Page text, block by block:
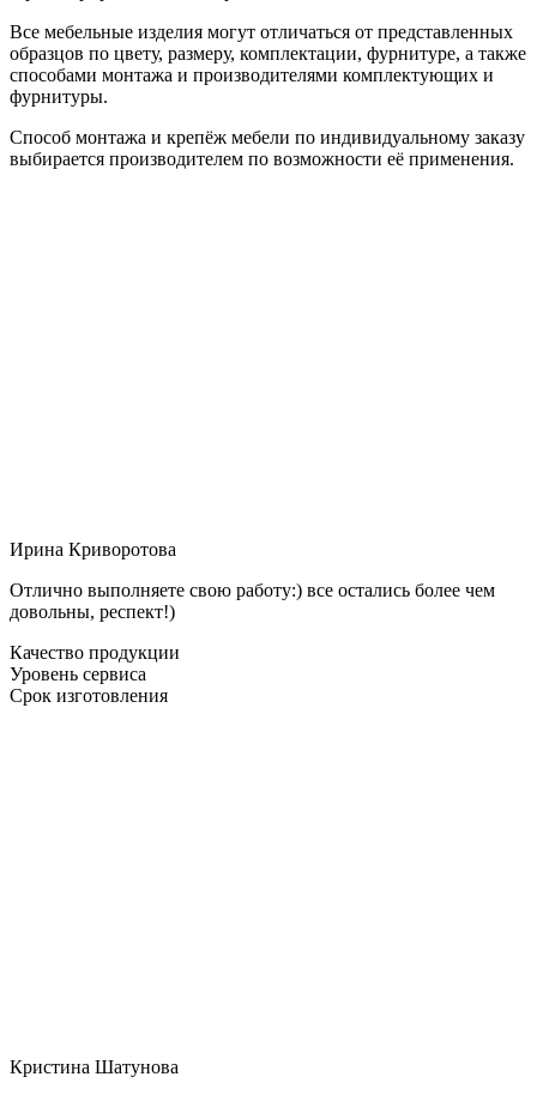
Все мебельные изделия могут отличаться от представленных
образцов по цвету, размеру, комплектации, фурнитуре, а также
способами монтажа и производителями комплектующих и
фурнитуры.
Способ монтажа и крепёж мебели по индивидуальному заказу
выбирается производителем по возможности её применения.
Ирина Криворотова
Отлично выполняете свою работу:) все остались более чем
довольны, респект!)
Качество продукции
Уровень сервиса
Срок изготовления
Кристина Шатунова